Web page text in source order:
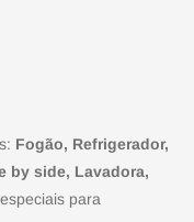
Fogão, Refrigerador,
by side, Lavadora,
para